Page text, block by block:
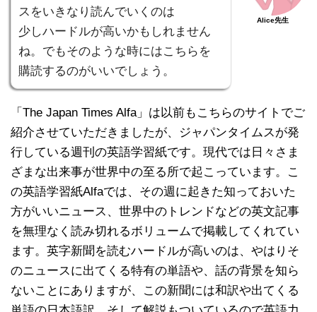
スをいきなり読んでいくのは
少しハードルが高いかもしれません
ね。でもそのような時にはこちらを
購読するのがいいでしょう。
Alice先生
「The Japan Times Alfa」は以前もこちらのサイトでご
紹介させていただきましたが、ジャパンタイムスが発
行している週刊の英語学習紙です。現代では日々さま
ざまな出来事が世界中の至る所で起こっています。こ
の英語学習紙Alfaでは、その週に起きた知っておいた
方がいいニュース、世界中のトレンドなどの英文記事
を無理なく読み切れるボリュームで掲載してくれてい
ます。英字新聞を読むハードルが高いのは、やはりそ
のニュースに出てくる特有の単語や、話の背景を知ら
ないことにありますが、この新聞には和訳や出てくる